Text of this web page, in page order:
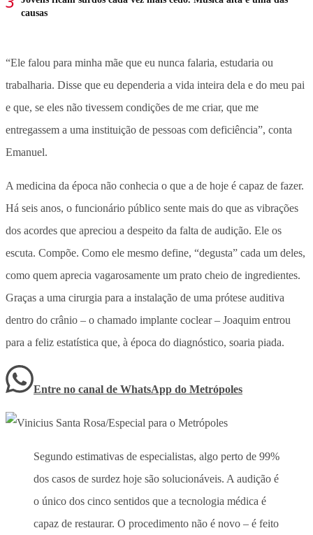
causas
“Ele falou para minha mãe que eu nunca falaria, estudaria ou
trabalharia. Disse que eu dependeria a vida inteira dela e do meu pai
e que, se eles não tivessem condições de me criar, que me
entregassem a uma instituição de pessoas com deficiência”, conta
Emanuel.
A medicina da época não conhecia o que a de hoje é capaz de fazer.
Há seis anos, o funcionário público sente mais do que as vibrações
dos acordes que apreciou a despeito da falta de audição. Ele os
escuta. Compõe. Como ele mesmo define, “degusta” cada um deles,
como quem aprecia vagarosamente um prato cheio de ingredientes.
Graças a uma cirurgia para a instalação de uma prótese auditiva
dentro do crânio – o chamado implante coclear – Joaquim entrou
para a feliz estatística que, à época do diagnóstico, soaria piada.
Entre no canal de WhatsApp do Metrópoles
Segundo estimativas de especialistas, algo perto de 99%
dos casos de surdez hoje são solucionáveis. A audição é
o único dos cinco sentidos que a tecnologia médica é
capaz de restaurar. O procedimento não é novo – é feito